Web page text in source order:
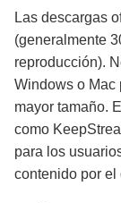
Las descargas
(generalmente
reproducción).
Windows o Mac
mayor tamaño.
como
para los
contenido por el